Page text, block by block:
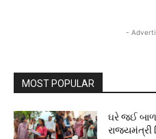
-
MOST POPULAR
ઘરે જઈ
રાજ્યમંત્રી